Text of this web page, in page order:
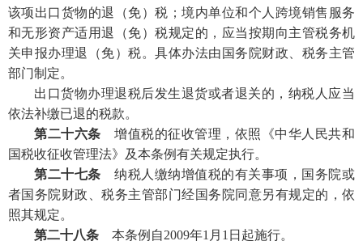
该项出口货物的退（免）税；境内单位和个人跨境销售服务
和无形资产适用退（免）税规定的，应当按期向主管税务机
关申报办理退（免）税。具体办法由国务院财政、税务主管
部门制定。
出口货物办理退税后发生退货或者退关的，纳税人应当
依法补缴已退的税款。
第二十六条 增值税的征收管理，依照《中华人民共和
国税收征收管理法》及本条例有关规定执行。
第二十七条 纳税人缴纳增值税的有关事项，国务院或
者国务院财政、税务主管部门经国务院同意另有规定的，依
照其规定。
第二十八条 本条例自2009年1月1日起施行。